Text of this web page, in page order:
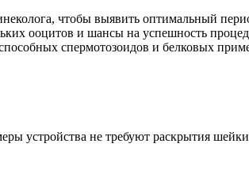
чтобы выявить оптимальный
ооцитов и шансы на успешность
спермотозоидов и белковых
устройства не требуют раскрытия